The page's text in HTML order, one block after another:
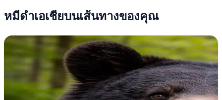
หมีดำเอเชียบนเส้นทางของคุณ